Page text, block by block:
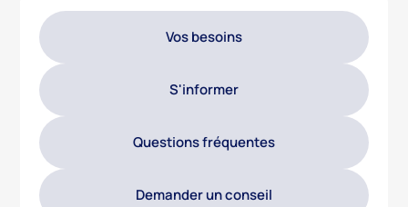
Vos besoins
S'informer
Questions fréquentes
Demander un conseil